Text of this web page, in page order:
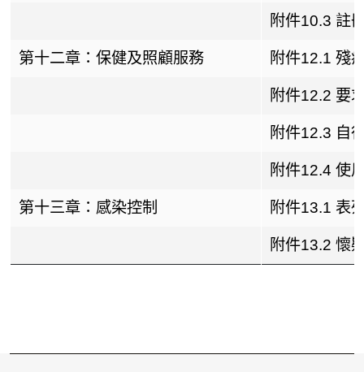
附件10.3 註
第十二章：保健及照顧服務 附件12.1 殘
附件12.2 要
附件12.3 自
附件12.4 使
第十三章：感染控制 附件13.1 表
附件13.2 懷